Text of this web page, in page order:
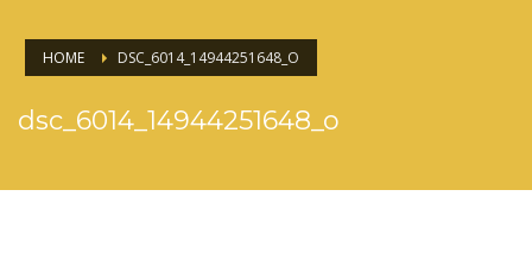
HOME DSC_6014_14944251648_O
dsc_6014_14944251648_o